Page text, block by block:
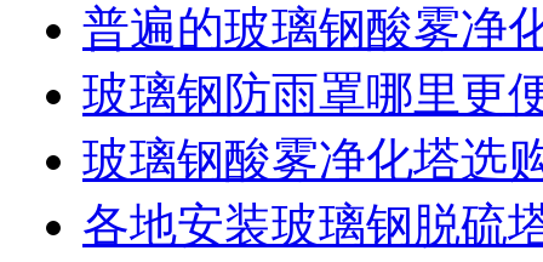
普遍的玻璃钢酸雾净
玻璃钢防雨罩哪里更
玻璃钢酸雾净化塔选
各地安装玻璃钢脱硫